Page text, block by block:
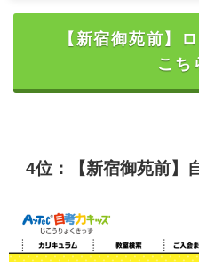
【新宿御苑前】
こち
4位：【新宿御苑前】